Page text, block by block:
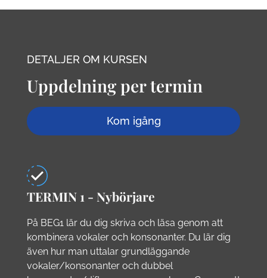
DETALJER OM KURSEN
Uppdelning per termin
Kom igång
TERMIN 1 - Nybörjare
På BEG1 lär du dig skriva och läsa genom att
kombinera vokaler och konsonanter. Du lär dig
även hur man uttalar grundläggande
vokaler/konsonanter och dubbel